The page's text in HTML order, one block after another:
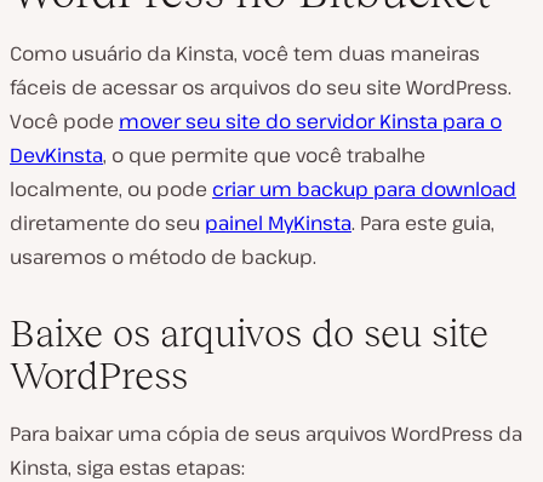
Como usuário da Kinsta, você tem duas maneiras
fáceis de acessar os arquivos do seu site WordPress.
Você pode mover seu site do servidor Kinsta para o
DevKinsta, o que permite que você trabalhe
localmente, ou pode criar um backup para download
diretamente do seu painel MyKinsta. Para este guia,
usaremos o método de backup.
Baixe os arquivos do seu site
WordPress
Para baixar uma cópia de seus arquivos WordPress da
Kinsta, siga estas etapas: